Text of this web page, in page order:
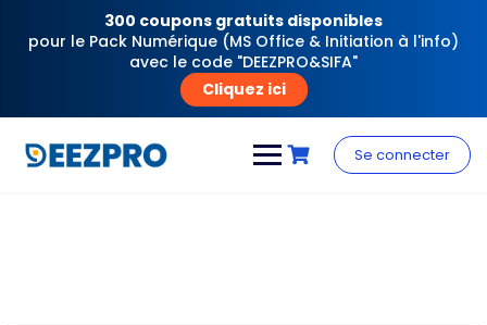
300 coupons gratuits disponibles
pour le Pack Numérique (MS Office & Initiation à l'info)
avec le code "DEEZPRO&SIFA"
Cliquez ici
content
Se connecter